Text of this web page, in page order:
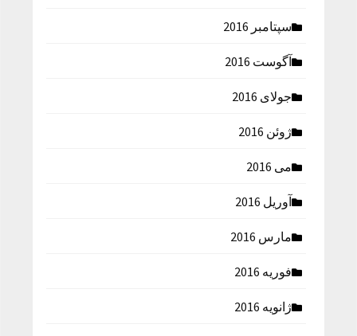
سپتامبر 2016
آگوست 2016
جولای 2016
ژوئن 2016
می 2016
آوریل 2016
مارس 2016
فوریه 2016
ژانویه 2016